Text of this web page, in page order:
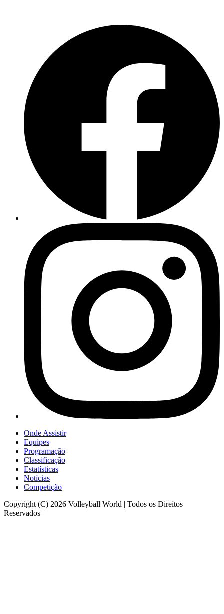
Onde Assistir
Equipes
Programação
Classificação
Estatísticas
Notícias
Competição
Copyright (C) 2026 Volleyball World | Todos os Direitos
Reservados